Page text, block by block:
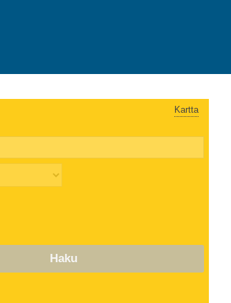
Kartta
Haku